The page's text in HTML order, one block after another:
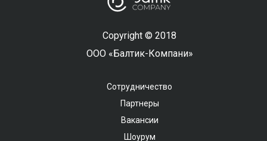
Copyright © 2018
ООО «Балтик-Компани»
Сотрудничество
Партнеры
Вакансии
Шоурум